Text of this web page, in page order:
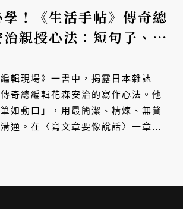
！《生活手帖》傳奇總
親授心法：短句子、零
動口
編輯現場》一書中，揭露日本雜誌
傳奇總編輯花森安治的寫作心法。他
如動口」，用最簡潔、精煉、無贅
通。在〈寫文章要像說話〉一章